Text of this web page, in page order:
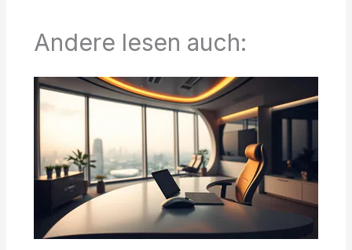
Andere lesen auch: